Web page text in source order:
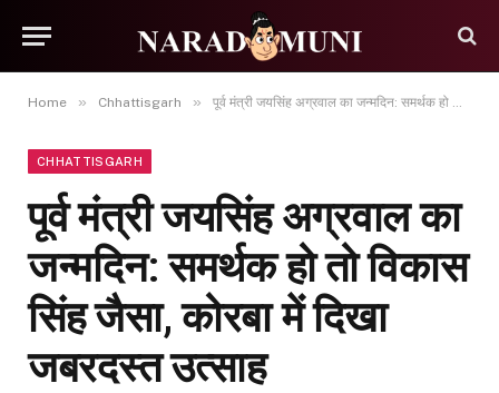
Home » Chhattisgarh » पूर्व मंत्री जयसिंह अग्रवाल का जन्मदिन: समर्थक हो तो विकास सिंह जैसा, कोरबा में दिखा जबरदस्त उत्साह
CHHATTISGARH
पूर्व मंत्री जयसिंह अग्रवाल का
जन्मदिन: समर्थक हो तो विकास
सिंह जैसा, कोरबा में दिखा
जबरदस्त उत्साह